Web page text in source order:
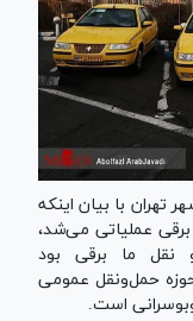
با بیان اینکه
خودرو‌های برقی عملیاتی می‌شد،
نقل ما برقی بود
حمل‌ونقل عمومی
است.